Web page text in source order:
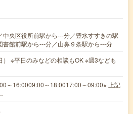
中央区役所前駅から---分／豊水すすきの駅
書館前駅から---分／山鼻９条駅から---分
） ※平日のみなどの相談もOK ※週3なども
～16:0009:00～18:0017:00～09:00※ 上記